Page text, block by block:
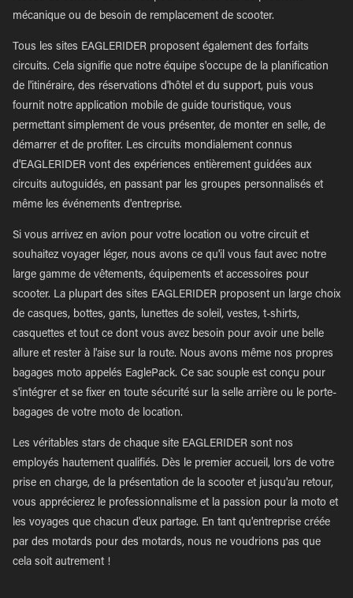
mécanique ou de besoin de remplacement de scooter.
Tous les sites EAGLERIDER proposent également des forfaits
circuits. Cela signifie que notre équipe s'occupe de la planification
de l'itinéraire, des réservations d'hôtel et du support, puis vous
fournit notre application mobile de guide touristique, vous
permettant simplement de vous présenter, de monter en selle, de
démarrer et de profiter. Les circuits mondialement connus
d'EAGLERIDER vont des expériences entièrement guidées aux
circuits autoguidés, en passant par les groupes personnalisés et
même les événements d'entreprise.
Si vous arrivez en avion pour votre location ou votre circuit et
souhaitez voyager léger, nous avons ce qu'il vous faut avec notre
large gamme de vêtements, équipements et accessoires pour
scooter. La plupart des sites EAGLERIDER proposent un large choix
de casques, bottes, gants, lunettes de soleil, vestes, t-shirts,
casquettes et tout ce dont vous avez besoin pour avoir une belle
allure et rester à l'aise sur la route. Nous avons même nos propres
bagages moto appelés EaglePack. Ce sac souple est conçu pour
s'intégrer et se fixer en toute sécurité sur la selle arrière ou le porte-
bagages de votre moto de location.
Les véritables stars de chaque site EAGLERIDER sont nos
employés hautement qualifiés. Dès le premier accueil, lors de votre
prise en charge, de la présentation de la scooter et jusqu'au retour,
vous apprécierez le professionnalisme et la passion pour la moto et
les voyages que chacun d'eux partage. En tant qu'entreprise créée
par des motards pour des motards, nous ne voudrions pas que
cela soit autrement !